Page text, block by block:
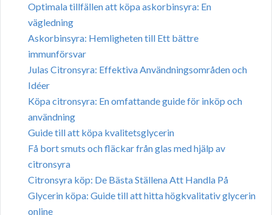
Optimala tillfällen att köpa askorbinsyra: En
vägledning
Askorbinsyra: Hemligheten till Ett bättre
immunförsvar
Julas Citronsyra: Effektiva Användningsområden och
Idéer
Köpa citronsyra: En omfattande guide för inköp och
användning
Guide till att köpa kvalitetsglycerin
Få bort smuts och fläckar från glas med hjälp av
citronsyra
Citronsyra köp: De Bästa Ställena Att Handla På
Glycerin köpa: Guide till att hitta högkvalitativ glycerin
online